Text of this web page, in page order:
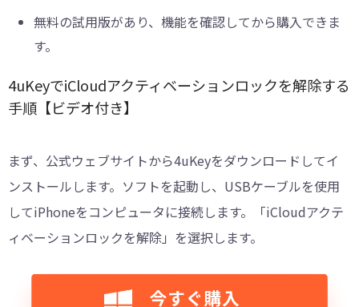
無料の試用版があり、機能を確認してから購入できま
す。
4uKeyでiCloudアクティベーションロックを解除する
手順【ビデオ付き】
まず、公式ウェブサイトから4uKeyをダウンロードしてイ
ンストールします。ソフトを起動し、USBケーブルを使用
してiPhoneをコンピュータに接続します。「iCloudアクテ
ィベーションロックを解除」を選択します。